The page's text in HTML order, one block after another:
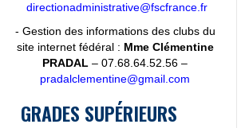
directionadministrative@fscfrance.fr
- Gestion des informations des clubs du
site internet fédéral : Mme Clémentine
PRADAL – 07.68.64.52.56 –
pradalclementine@gmail.com
GRADES SUPÉRIEURS